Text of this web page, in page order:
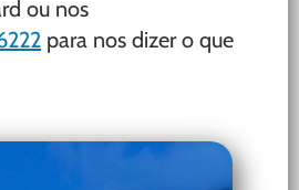
ou nos
para nos dizer o que